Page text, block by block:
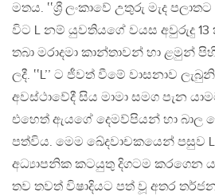
මතය. ‛‛ශ්‍රී ලංකාවේ උතුරු මැද
විට L නම් යුවතියගේ වයස අවුරුදු
තබා මරාදමා කාන්තාවන් හා ළමුන්
ලදී. ‛‛L’’ ට ජීවත් වීමේ වාසනාව
අවස්ථාවේදී සිය මාමා සමග පැන
එහෙත් ඇයගේ දෙමව්පියන් හා බාල
පත්විය. මෙම ඛේදවාචකයෙන් පසුව
අධ්‍යාපනික කටයුතු දිගටම කරගෙන
තව තවත් විෂාදියට පත් වූ අතර